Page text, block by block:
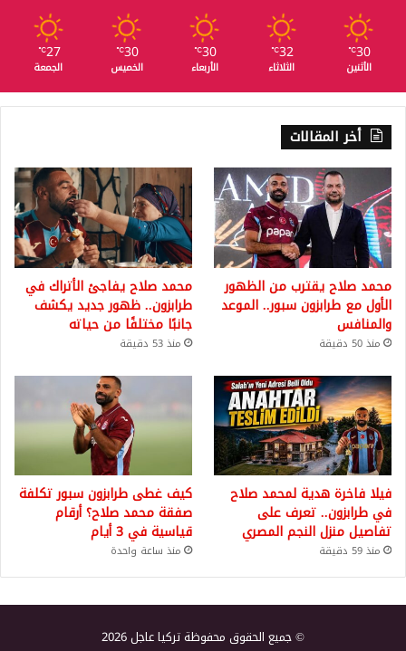
30
℃
الأثنين
32
℃
الثلاثاء
30
℃
الأربعاء
30
℃
الخميس
27
℃
الجمعة
أخر المقالات
محمد صلاح يقترب من الظهور
الأول مع طرابزون سبور.. الموعد
والمنافس
منذ 50 دقيقة
محمد صلاح يفاجئ الأتراك في
طرابزون.. ظهور جديد يكشف
جانبًا مختلفًا من حياته
منذ 53 دقيقة
فيلا فاخرة هدية لمحمد صلاح
في طرابزون.. تعرف على
تفاصيل منزل النجم المصري
منذ 59 دقيقة
كيف غطى طرابزون سبور تكلفة
صفقة محمد صلاح؟ أرقام
قياسية في 3 أيام
منذ ساعة واحدة
© جميع الحقوق محفوظة تركيا عاجل 2026